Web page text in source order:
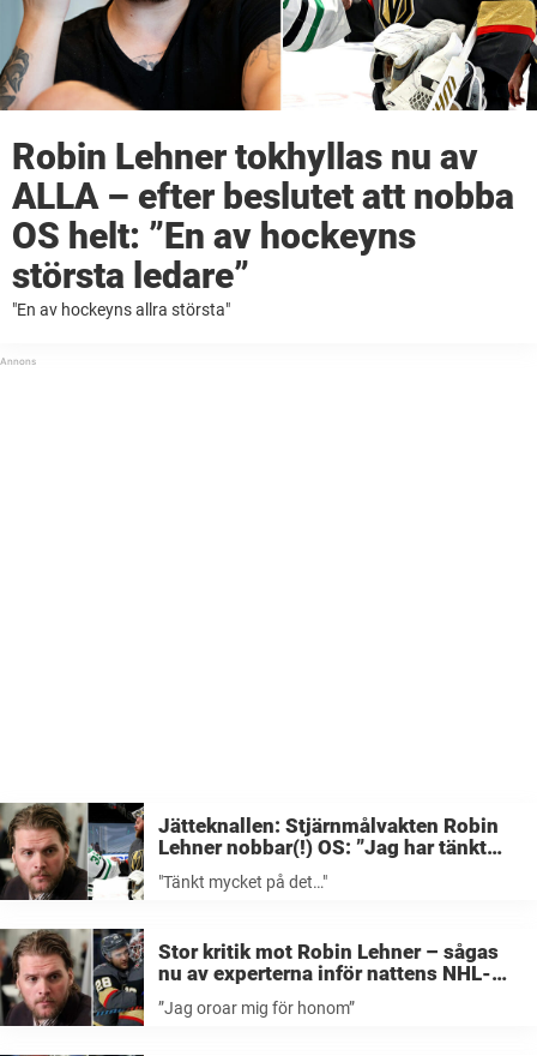
Robin Lehner tokhyllas nu av
ALLA – efter beslutet att nobba
OS helt: ”En av hockeyns
största ledare”
"En av hockeyns allra största"
Jätteknallen: Stjärnmålvakten Robin
Lehner nobbar(!) OS: ”Jag har tänkt
mycket på det…”
"Tänkt mycket på det…"
Stor kritik mot Robin Lehner – sågas
nu av experterna inför nattens NHL-
”Jag oroar mig för honom”